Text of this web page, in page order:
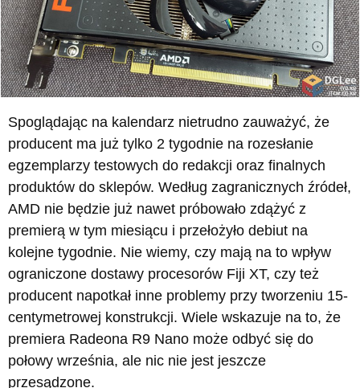
Spoglądając na kalendarz nietrudno zauważyć, że
producent ma już tylko 2 tygodnie na rozesłanie
egzemplarzy testowych do redakcji oraz finalnych
produktów do sklepów. Według zagranicznych źródeł,
AMD nie będzie już nawet próbowało zdążyć z
premierą w tym miesiącu i przełożyło debiut na
kolejne tygodnie. Nie wiemy, czy mają na to wpływ
ograniczone dostawy procesorów Fiji XT, czy też
producent napotkał inne problemy przy tworzeniu 15-
centymetrowej konstrukcji. Wiele wskazuje na to, że
premiera Radeona R9 Nano może odbyć się do
połowy września, ale nic nie jest jeszcze
przesądzone.